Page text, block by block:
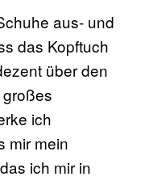
aus- und
das Kopftuch
über den
ich
mir mein
ich mir in